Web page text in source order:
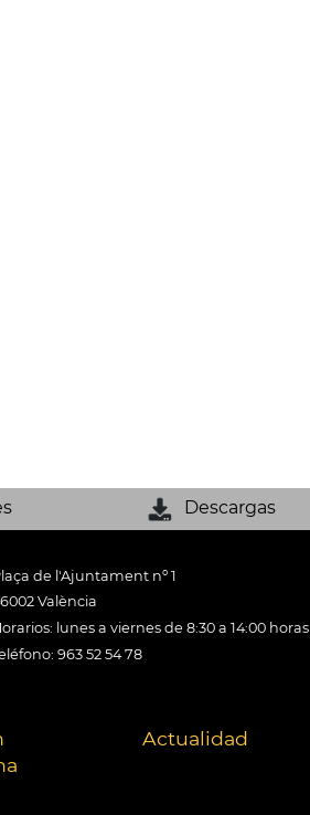
Descargas
de l'Ajuntament nº 1
València
lunes a viernes de 8:30 a 14:00 horas
963 52 54 78
Actualidad